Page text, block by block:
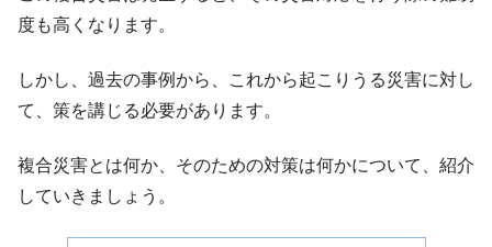
度も高くなります。
しかし、過去の事例から、これから起こりうる災害に対し
て、策を講じる必要があります。
複合災害とは何か、そのための対策は何かについて、紹介
していきましょう。